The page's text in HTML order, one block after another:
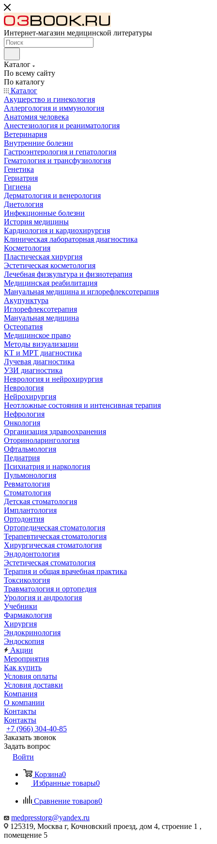
Интернет-магазин медицинской литературы
Каталог
По всему сайту
По каталогу
Каталог
Акушерство и гинекология
Аллергология и иммунология
Анатомия человека
Анестезиология и реаниматология
Ветеринария
Внутренние болезни
Гастроэнтерология и гепатология
Гематология и трансфузиология
Генетика
Гериатрия
Гигиена
Дерматология и венерология
Диетология
Инфекционные болезни
История медицины
Кардиология и кардиохирургия
Клиническая лабораторная диагностика
Косметология
Пластическая хирургия
Эстетическая косметология
Лечебная физкультура и физиотерапия
Медицинская реабилитация
Мануальная медицина и иглорефлексотерапия
Акупунктура
Иглорефлексотерапия
Мануальная медицина
Остеопатия
Медицинское право
Методы визуализации
КТ и МРТ диагностика
Лучевая диагностика
УЗИ диагностика
Неврология и нейрохирургия
Неврология
Нейрохирургия
Неотложные состояния и интенсивная терапия
Нефрология
Онкология
Организация здравоохранения
Оториноларингология
Офтальмология
Педиатрия
Психиатрия и наркология
Пульмонология
Ревматология
Стоматология
Детская стоматология
Имплантология
Ортодонтия
Ортопедическая стоматология
Терапевтическая стоматология
Хирургическая стоматология
Эндодонтология
Эстетическая стоматология
Терапия и общая врачебная практика
Токсикология
Травматология и ортопедия
Урология и андрология
Учебники
Фармакология
Хирургия
Эндокринология
Эндоскопия
Акции
Мероприятия
Как купить
Условия оплаты
Условия доставки
Компания
О компании
Контакты
Контакты
+7 (966) 304-40-85
Заказать звонок
Задать вопрос
Войти
Корзина0
Избранные товары0
Сравнение товаров0
medpresstorg@yandex.ru
125319, Москва г, Кочновский проезд, дом 4, строение 1 ,
помещение 5